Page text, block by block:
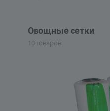
Овощные сетки
10 товаров